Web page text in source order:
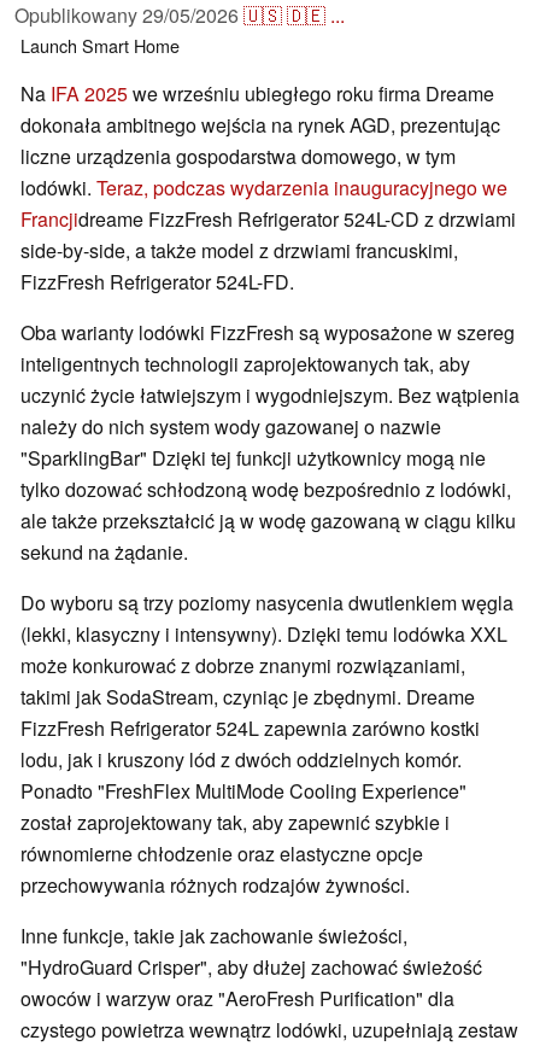
Opublikowany29/05/2026🇺🇸🇩🇪 ...
Launch Smart Home
Na IFA 2025we wrześniu ubiegłego roku firma Dreame
dokonała ambitnego wejścia na rynek AGD, prezentując
liczne urządzenia gospodarstwa domowego, w tym
lodówki. Teraz, podczas wydarzenia inauguracyjnego we
Francjidreame FizzFresh Refrigerator 524L-CD z drzwiami
side-by-side, a także model z drzwiami francuskimi,
FizzFresh Refrigerator 524L-FD.
Oba warianty lodówki FizzFresh są wyposażone w szereg
inteligentnych technologii zaprojektowanych tak, aby
uczynić życie łatwiejszym i wygodniejszym. Bez wątpienia
należy do nich system wody gazowanej o nazwie
"SparklingBar" Dzięki tej funkcji użytkownicy mogą nie
tylko dozować schłodzoną wodę bezpośrednio z lodówki,
ale także przekształcić ją w wodę gazowaną w ciągu kilku
sekund na żądanie.
Do wyboru są trzy poziomy nasycenia dwutlenkiem węgla
(lekki, klasyczny i intensywny). Dzięki temu lodówka XXL
może konkurować z dobrze znanymi rozwiązaniami,
takimi jak SodaStream, czyniąc je zbędnymi. Dreame
FizzFresh Refrigerator 524L zapewnia zarówno kostki
lodu, jak i kruszony lód z dwóch oddzielnych komór.
Ponadto "FreshFlex MultiMode Cooling Experience"
został zaprojektowany tak, aby zapewnić szybkie i
równomierne chłodzenie oraz elastyczne opcje
przechowywania różnych rodzajów żywności.
Inne funkcje, takie jak zachowanie świeżości,
"HydroGuard Crisper", aby dłużej zachować świeżość
owoców i warzyw oraz "AeroFresh Purification" dla
czystego powietrza wewnątrz lodówki, uzupełniają zestaw